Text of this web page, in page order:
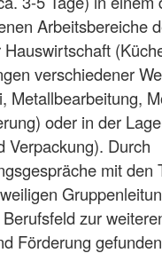
Arbeitsbereiche
verschiedener
Metallbearbeitung,
oder in der
Verpackung). Durch
mit den
zur
Förderung